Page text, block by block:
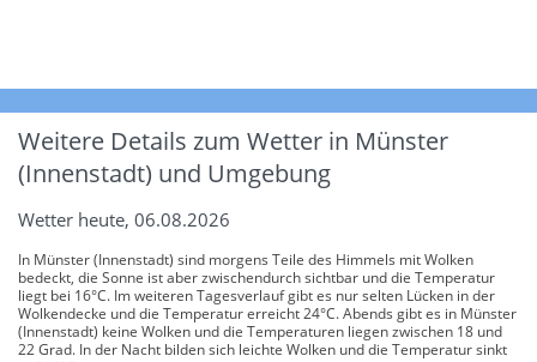
Weitere Details zum Wetter in Münster
(Innenstadt) und Umgebung
Wetter heute, 06.08.2026
In Münster (Innenstadt) sind morgens Teile des Himmels mit Wolken
bedeckt, die Sonne ist aber zwischendurch sichtbar und die Temperatur
liegt bei 16°C. Im weiteren Tagesverlauf gibt es nur selten Lücken in der
Wolkendecke und die Temperatur erreicht 24°C. Abends gibt es in Münster
(Innenstadt) keine Wolken und die Temperaturen liegen zwischen 18 und
22 Grad. In der Nacht bilden sich leichte Wolken und die Temperatur sinkt